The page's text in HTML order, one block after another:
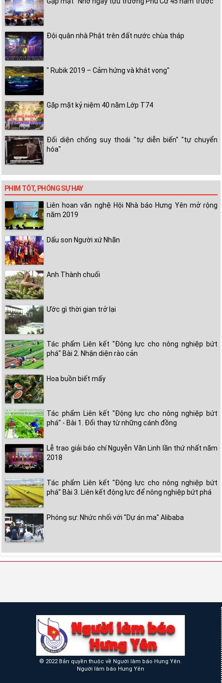
Đội quân nhà Phật trên đất nước chùa tháp
" Rubik 2019 – Cảm hứng và khát vọng"
Gặp mặt kỷ niệm 40 năm Lớp T74
Đối diện chống suy thoái "tự diễn biến" "tự chuyển
hóa"
PHIM TỐT, PHÓNG SỰ HAY
Liên hoan văn nghệ Hội Nhà báo Hưng Yên mở rộng
năm 2019
Dấu son Người xứ Nhãn
Anh Thành chuối
Ước gì thời gian trở lại
Tác phẩm Liên kết "Động lực cho nông nghiệp bứt
phá" Bài 2. Nhận diện rào cản
Hoa buồn biết mấy
Tác phẩm Liên kết "Động lực cho nông nghiệp bứt
phá" - Bài 1. Đổi thay từ những cánh đồng
Lễ trao giải báo chí Nguyễn Văn Linh lần thứ nhất năm
2018
Tác phẩm Liên kết "Động lực cho nông nghiệp bứt
phá" Bài 3. Liên kết động lực để nông nghiệp bứt phá
Phóng sự: Nhức nhối với "Dự án ma" Alibaba
© 2022 Bản quyền thuộc về Người làm báo Hưng Yên.
Người làm báo Hưng Yên